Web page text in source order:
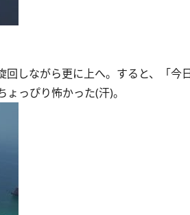
しながら更に上へ。すると、「今
っぴり怖かった(汗)。